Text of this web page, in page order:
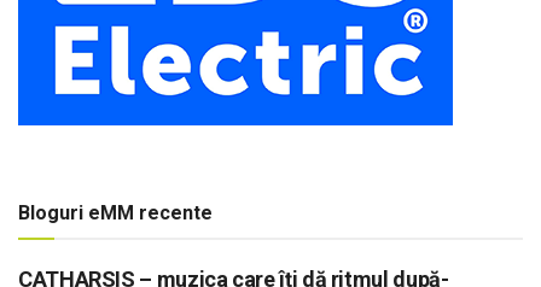
Bloguri eMM recente
CATHARSIS – muzica care îți dă ritmul după-